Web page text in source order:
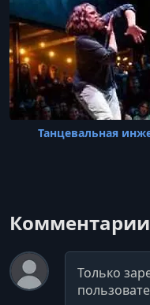
Танцевальная
Комментарии
Комментарий